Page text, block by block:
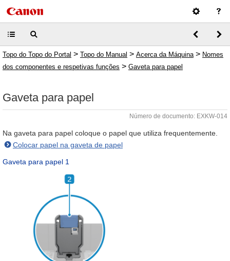
Topo do Topo do Portal > Topo do Manual > Acerca da Máquina > Nomes
dos componentes e respetivas funções > Gaveta para papel
Gaveta para papel
Número de documento: EXKW-014
Na gaveta para papel coloque o papel que utiliza frequentemente.
Colocar papel na gaveta de papel
Gaveta para papel 1